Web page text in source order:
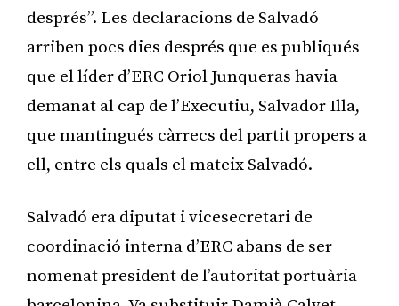
després”. Les declaracions de Salvadó
arriben pocs dies després que es publiqués
que el líder d’ERC Oriol Junqueras havia
demanat al cap de l’Executiu, Salvador Illa,
que mantingués càrrecs del partit propers a
ell, entre els quals el mateix Salvadó.
Salvadó era diputat i vicesecretari de
coordinació interna d’ERC abans de ser
nomenat president de l’autoritat portuària